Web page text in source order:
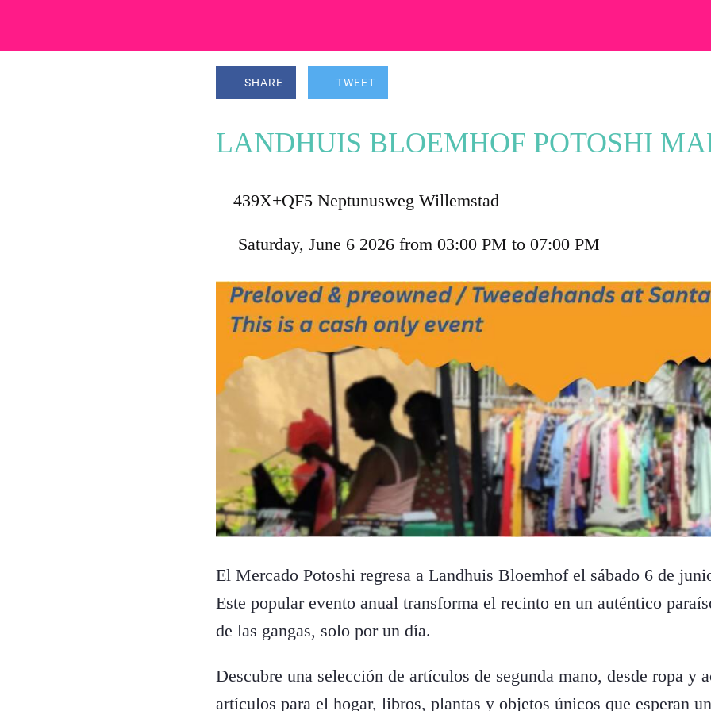
SHARE TWEET
LANDHUIS BLOEMHOF POTOSHI
439X+QF5 Neptunusweg Willemstad
Saturday, June 6 2026 from 03:00 PM to 07:00 PM
El Mercado Potoshi regresa a Landhuis Bloemhof el sábado 6 de
Este popular evento anual transforma el recinto en un auténtico
de las gangas, solo por un día.
Descubre una selección de artículos de segunda mano, desde ropa y
artículos para el hogar, libros, plantas y objetos únicos que esperan